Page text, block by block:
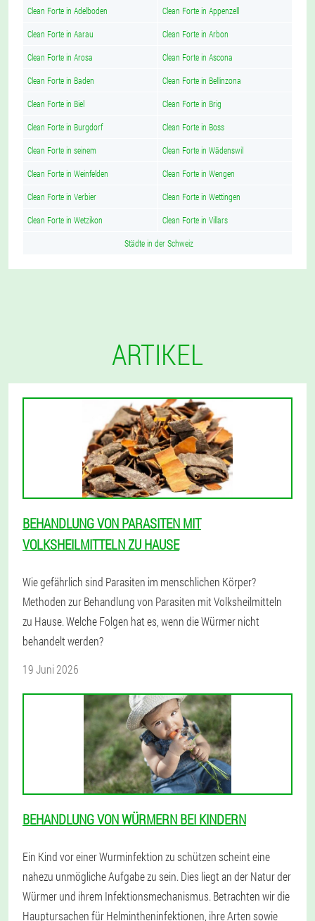
Clean Forte in Adelboden Clean Forte in Appenzell
Clean Forte in Aarau Clean Forte in Arbon
Clean Forte in Arosa Clean Forte in Ascona
Clean Forte in Baden Clean Forte in Bellinzona
Clean Forte in Biel Clean Forte in Brig
Clean Forte in Burgdorf Clean Forte in Boss
Clean Forte in seinem Clean Forte in Wädenswil
Clean Forte in Weinfelden Clean Forte in Wengen
Clean Forte in Verbier Clean Forte in Wettingen
Clean Forte in Wetzikon Clean Forte in Villars
Städte in der Schweiz
ARTIKEL
BEHANDLUNG VON PARASITEN MIT
VOLKSHEILMITTELN ZU HAUSE
Wie gefährlich sind Parasiten im menschlichen Körper?
Methoden zur Behandlung von Parasiten mit Volksheilmitteln
zu Hause. Welche Folgen hat es, wenn die Würmer nicht
behandelt werden?
19 Juni 2026
BEHANDLUNG VON WÜRMERN BEI KINDERN
Ein Kind vor einer Wurminfektion zu schützen scheint eine
nahezu unmögliche Aufgabe zu sein. Dies liegt an der Natur der
Würmer und ihrem Infektionsmechanismus. Betrachten wir die
Hauptursachen für Helmintheninfektionen, ihre Arten sowie